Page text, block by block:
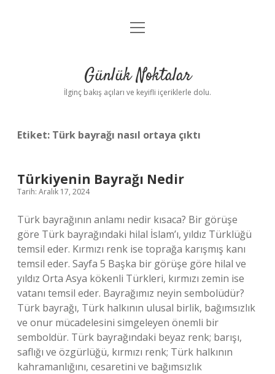
Anasayfa
Yasal Uyarı
menüyü
Günlük Noktalar
İlginç bakış açıları ve keyifli içeriklerle dolu.
Etiket: Türk bayrağı nasıl ortaya çıktı
Türkiyenin Bayrağı Nedir
Tarih: Aralık 17, 2024
Türk bayrağının anlamı nedir kısaca? Bir görüşe
göre Türk bayrağındaki hilal İslam’ı, yıldız Türklüğü
temsil eder. Kırmızı renk ise toprağa karışmış kanı
temsil eder. Sayfa 5 Başka bir görüşe göre hilal ve
yıldız Orta Asya kökenli Türkleri, kırmızı zemin ise
vatanı temsil eder. Bayrağımız neyin sembolüdür?
Türk bayrağı, Türk halkının ulusal birlik, bağımsızlık
ve onur mücadelesini simgeleyen önemli bir
semboldür. Türk bayrağındaki beyaz renk; barışı,
saflığı ve özgürlüğü, kırmızı renk; Türk halkının
kahramanlığını, cesaretini ve bağımsızlık